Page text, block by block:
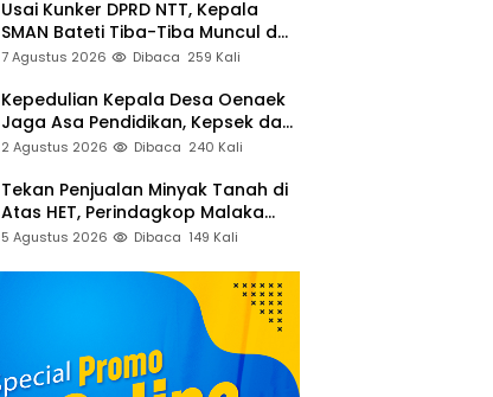
Usai Kunker DPRD NTT, Kepala
SMAN Bateti Tiba-Tiba Muncul dan
Gelar Rapat Mendadak, Guru
Belum Dibayar
7 Agustus 2026 Dibaca 259 Kali
Kepedulian Kepala Desa Oenaek
Jaga Asa Pendidikan, Kepsek dan
Guru Sampaikan Apresiasi
2 Agustus 2026 Dibaca 240 Kali
Tekan Penjualan Minyak Tanah di
Atas HET, Perindagkop Malaka
Siapkan Spanduk dan Nomor
5 Agustus 2026 Dibaca 149 Kali